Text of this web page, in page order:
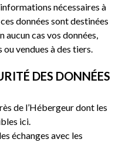
nécessaires à
données sont destinées
aucun cas vos données,
vendues à des tiers.
DES DONNÉES
de l’Hébergeur dont les
ici.
échanges avec les